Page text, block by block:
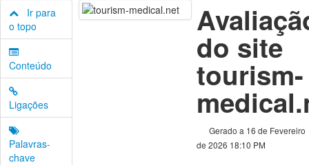
Ir para
o topo
Conteúdo
Ligações
Palavras-
chave
do site
tourism-
Gerado a 16 de Fevereiro
de 2026 18:10 PM